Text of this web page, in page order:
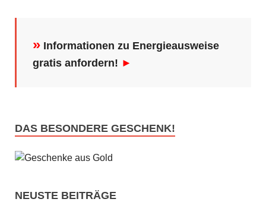
» Informationen zu Energieausweise
gratis anfordern! ►
DAS BESONDERE GESCHENK!
NEUSTE BEITRÄGE